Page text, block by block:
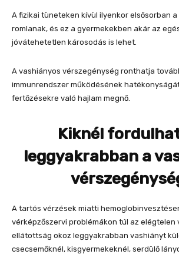
A fizikai tüneteken kívül ilyenkor elsősorban
romlanak, és ez a gyermekekben akár az
jóvátehetetlen károsodás is lehet.
A vashiányos vérszegénység ronthatja
immunrendszer működésének
fertőzésekre való hajlam megnő.
Kiknél
leggyakrabban a
A tartós vérzések miatti
vérképzőszervi problémákon túl az elégtelen
ellátottság okoz leggyakrabban vashiányt
csecsemőknél, kisgyermekeknél, serdülő